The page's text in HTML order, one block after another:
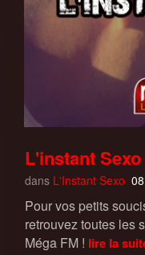
L'instant
dans L'Instant Sexo
Pour vos petits
retrouvez toutes les
Méga FM ! lire la